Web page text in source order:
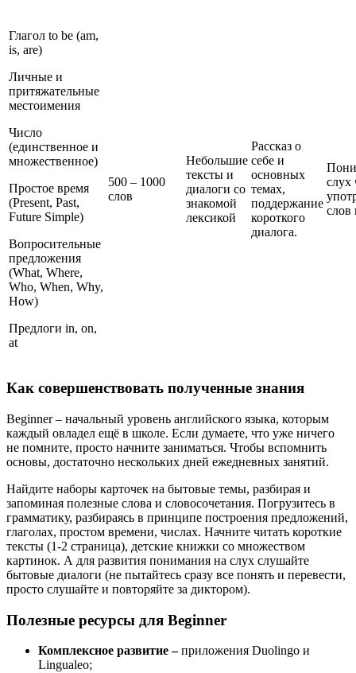
Глагол to be (am,
is, are)
Личные и
притяжательные
местоимения
Число
(единственное и
множественное)
Простое время
(Present, Past,
Future Simple)
Вопросительные
предложения
(What, Where,
Who, When, Why,
How)
Предлоги in, on,
at
500 – 1000
слов
Небольшие
тексты и
диалоги со
знакомой
лексикой
Рассказ о
себе и
основных
темах,
поддержание
короткого
диалога.
слух
слов
Как совершенствовать полученные знания
Beginner – начальный уровень английского языка, которым
каждый овладел ещё в школе. Если думаете, что уже ничего
не помните, просто начните заниматься. Чтобы вспомнить
основы, достаточно нескольких дней ежедневных занятий.
Найдите наборы карточек на бытовые темы, разбирая и
запоминая полезные слова и словосочетания. Погрузитесь в
грамматику, разбираясь в принципе построения предложений,
глаголах, простом времени, числах. Начните читать короткие
тексты (1-2 страница), детские книжки со множеством
картинок. А для развития понимания на слух слушайте
бытовые диалоги (не пытайтесь сразу все понять и перевести,
просто слушайте и повторяйте за диктором).
Полезные ресурсы для Beginner
Комплексное развитие –приложения Duolingo и
Lingualeo;